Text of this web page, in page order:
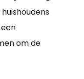
om de